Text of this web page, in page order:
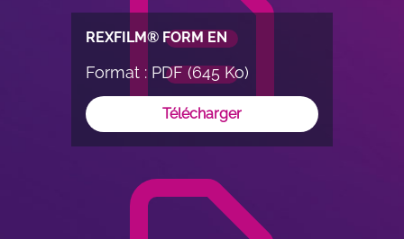
REXFILM® FORM EN
Format : PDF (645 Ko)
Télécharger